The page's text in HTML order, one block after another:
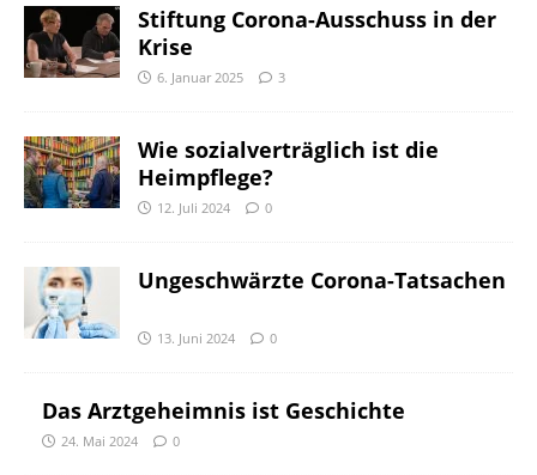
Stiftung Corona-Ausschuss in der
Krise
6. Januar 2025 3
Wie sozialverträglich ist die
Heimpflege?
12. Juli 2024 0
Ungeschwärzte Corona-Tatsachen
13. Juni 2024 0
Das Arztgeheimnis ist Geschichte
24. Mai 2024 0